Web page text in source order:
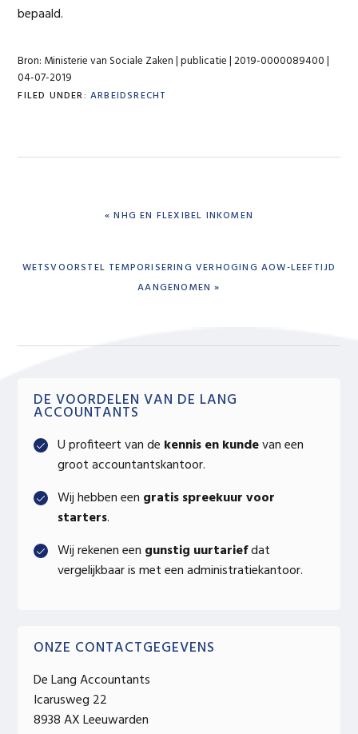
bepaald.
Bron: Ministerie van Sociale Zaken | publicatie | 2019-0000089400 |
04-07-2019
FILED UNDER: ARBEIDSRECHT
PREVIOUS
« NHG EN FLEXIBEL INKOMEN
NEXT
WETSVOORSTEL TEMPORISERING VERHOGING AOW-LEEFTIJD
AANGENOMEN »
Primary
Sidebar
DE VOORDELEN VAN DE LANG
ACCOUNTANTS
U profiteert van de kennis en kundevan een
groot accountantskantoor.
Wij hebben een gratis spreekuur voor
starters.
Wij rekenen een gunstig uurtariefdat
vergelijkbaar is met een administratiekantoor.
ONZE CONTACTGEGEVENS
De Lang Accountants
Icarusweg 22
8938 AX Leeuwarden